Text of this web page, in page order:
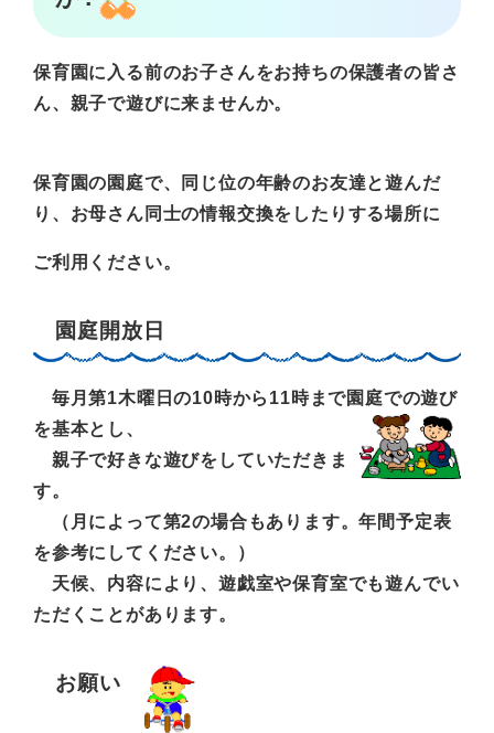
保育園に入る前のお子さんをお持ちの保護者の皆さ
ん、親子で遊びに来ませんか。
保育園の園庭で、同じ位の年齢のお友達と遊んだ
り、お母さん同士の情報交換をしたりする場所に
ご利用ください。
園庭開放日
毎月第1木曜日の10時から11時まで園庭での遊び
を基本とし、
親子で好きな遊びをしていただきま
す。
（月によって第2の場合もあります。年間予定表
を参考にしてください。）
天候、内容により、遊戯室や保育室でも遊んでい
ただくことがあります。
お願い